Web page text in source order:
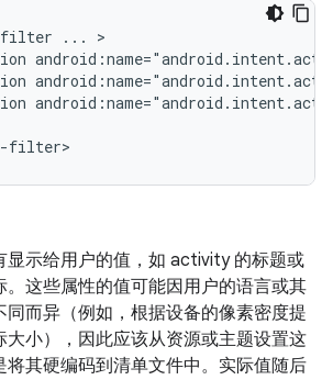
filter ...
filter>
显示给用户的值，如 activity 的标题或
。这些属性的值可能因用户的语言或其
同而异（例如，根据设备的像素密度提
大小），因此应该从资源或主题设置这
将其硬编码到清单文件中。实际值随后